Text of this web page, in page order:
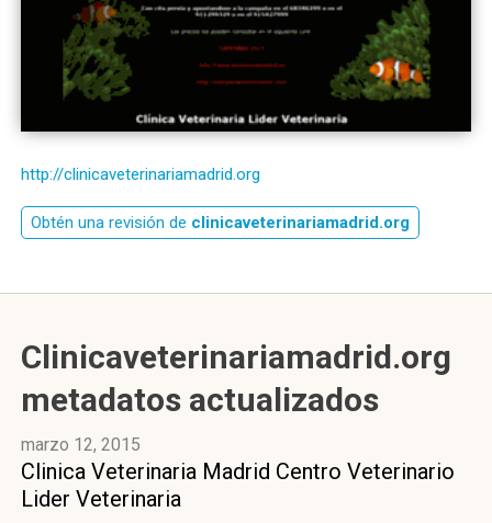
http://clinicaveterinariamadrid.org
Obtén una revisión de clinicaveterinariamadrid.org
Clinicaveterinariamadrid.org
metadatos actualizados
marzo 12, 2015
Clinica Veterinaria Madrid Centro Veterinario
Lider Veterinaria